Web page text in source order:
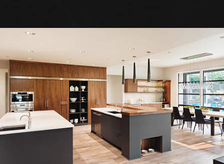
Recruiting
Privacy
policy